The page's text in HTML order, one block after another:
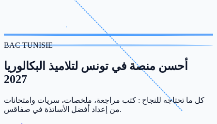
BAC TUNISIE
أحسن منصة في تونس لتلاميذ البكالوريا
2027
كل ما تحتاجه للنجاح : كتب مراجعة، ملخصات، سريات وامتحانات
من إعداد أفضل الأساتذة في صفاقس.